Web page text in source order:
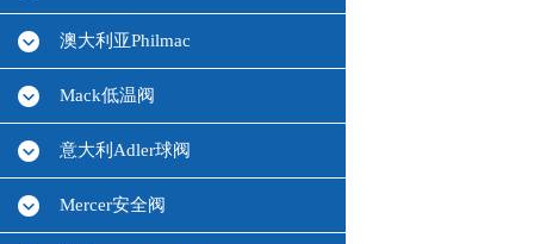
澳大利亚Philmac
Mack低温阀
意大利Adler球阀
Mercer安全阀